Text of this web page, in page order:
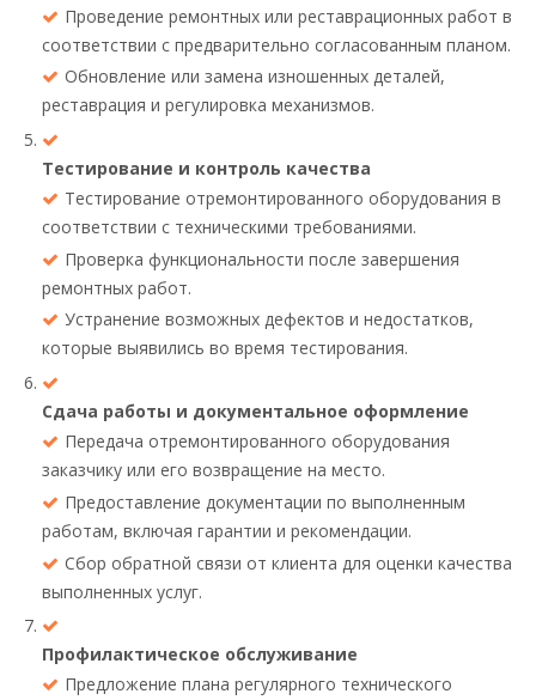
Проведение ремонтных или реставрационных работ в
соответствии с предварительно согласованным планом.
Обновление или замена изношенных деталей,
реставрация и регулировка механизмов.
Тестирование и контроль качества
Тестирование отремонтированного оборудования в
соответствии с техническими требованиями.
Проверка функциональности после завершения
ремонтных работ.
Устранение возможных дефектов и недостатков,
которые выявились во время тестирования.
Сдача работы и документальное оформление
Передача отремонтированного оборудования
заказчику или его возвращение на место.
Предоставление документации по выполненным
работам, включая гарантии и рекомендации.
Сбор обратной связи от клиента для оценки качества
выполненных услуг.
Профилактическое обслуживание
Предложение плана регулярного технического